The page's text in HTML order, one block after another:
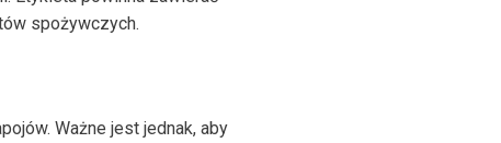
spożywczych.
Ważne jest jednak, aby